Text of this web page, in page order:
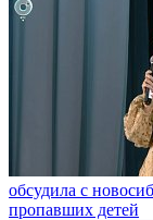
обсудила с
пропавших детей